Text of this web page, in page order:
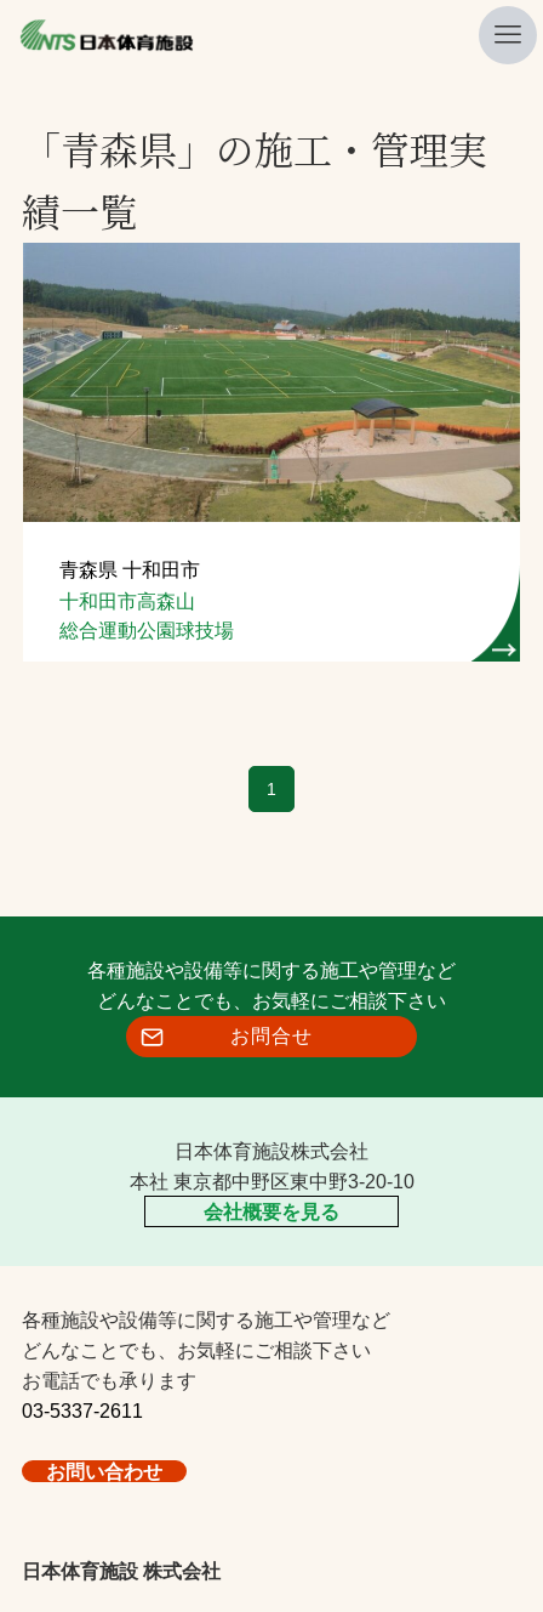
ニュース
プレスリリース
製品・サービス一覧
施工・管理実績一覧
会社概要
採用情報
検索
お問合せ
お取引先の皆様へ
「青森県」の施工・管理実
績一覧
青森県 十和田市
十和田市高森山
総合運動公園球技場
1
各種施設や設備等に関する施工や管理など
どんなことでも、お気軽にご相談下さい
お問合せ
日本体育施設株式会社
本社 東京都中野区東中野3-20-10
会社概要を見る
各種施設や設備等に関する施工や管理など
どんなことでも、お気軽にご相談下さい
お電話でも承ります
03-5337-2611
お問い合わせ
日本体育施設 株式会社